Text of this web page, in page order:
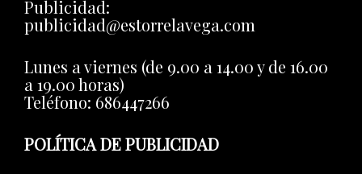
Publicidad:
publicidad@estorrelavega.com
Lunes a viernes (de 9.00 a 14.00 y de 16.00
a 19.00 horas)
Teléfono: 686447266
POLÍTICA DE PUBLICIDAD